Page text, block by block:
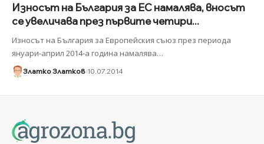
Износът на България за ЕС намалява, вносът
се увеличава през първите четири...
Износът на България за Европейския съюз през периода
януари-април 2014-а година намалява…
Златко Златков 10.07.2014